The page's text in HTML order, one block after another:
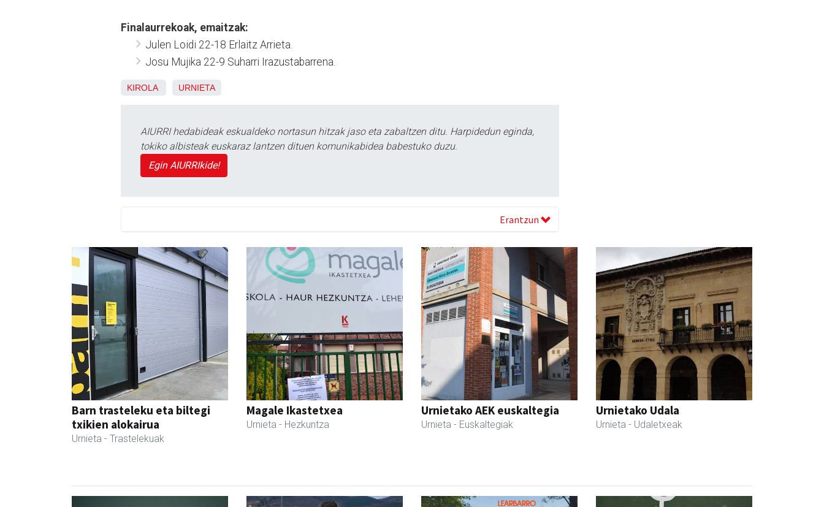
Finalaurrekoak, emaitzak:
Julen Loidi 22-18 Erlaitz Arrieta.
Josu Mujika 22-9 Suharri Irazustabarrena.
KIROLA URNIETA
AIURRI hedabideak eskualdeko nortasun hitzak jaso eta zabaltzen ditu. Harpidedun eginda,
tokiko albisteak euskaraz lantzen dituen komunikabidea babestuko duzu.
Egin AIURRIkide!
Erantzun
Barn trasteleku eta biltegi
txikien alokairua
Urnieta - Trastelekuak
Magale Ikastetxea
Urnieta - Hezkuntza
Urnietako AEK euskaltegia
Urnieta - Euskaltegiak
Urnietako Udala
Urnieta - Udaletxeak